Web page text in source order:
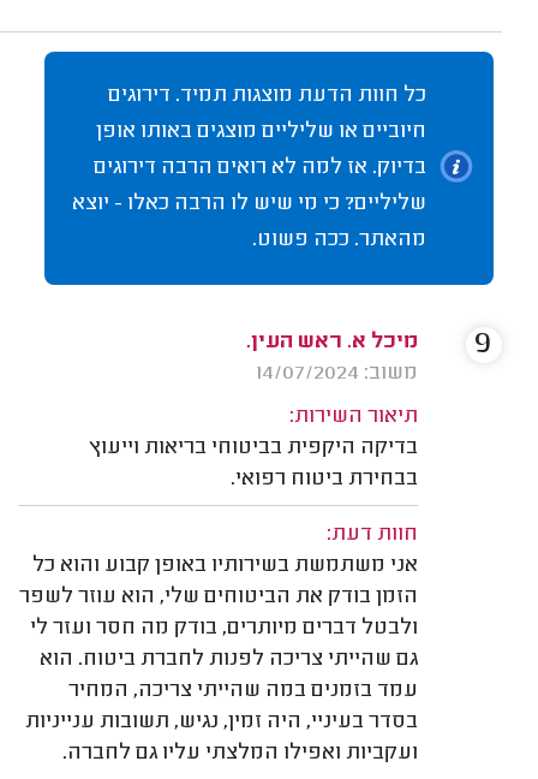
כל חוות הדעת מוצגות תמיד. דירוגים
חיוביים או שליליים מוצגים באותו אופן
בדיוק. אז למה לא רואים הרבה דירוגים
שליליים? כי מי שיש לו הרבה כאלו - יוצא
מהאתר. ככה פשוט.
מיכל א. ראש העין.
משוב: 14/07/2024
תיאור השירות:
בדיקה היקפית בביטוחי בריאות וייעוץ
בבחירת ביטוח רפואי.
חוות דעת:
אני משתמשת בשירותיו באופן קבוע והוא כל
הזמן בודק את הביטוחים שלי, הוא עוזר לשפר
ולבטל דברים מיותרים, בודק מה חסר ועזר לי
גם שהייתי צריכה לפנות לחברת ביטוח. הוא
עמד בזמנים במה שהייתי צריכה, המחיר
בסדר בעיניי, היה זמין, נגיש, תשובות ענייניות
ועקביות ואפילו המלצתי עליו גם לחברה.
9